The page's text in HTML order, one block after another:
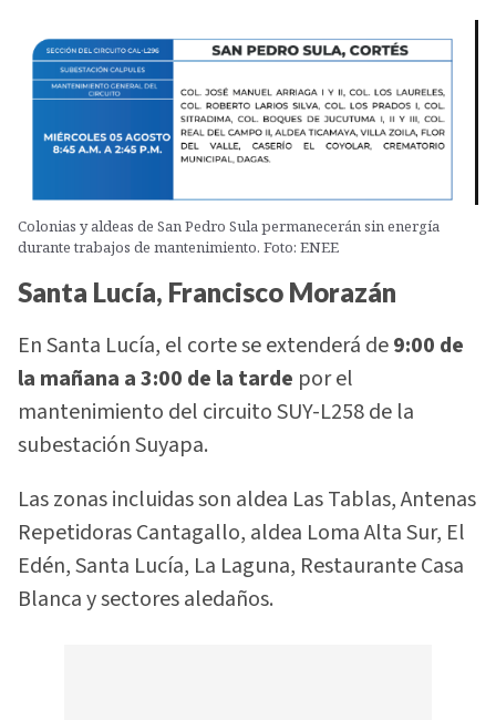
Colonias y aldeas de San Pedro Sula permanecerán sin energía
durante trabajos de mantenimiento. Foto: ENEE
Santa Lucía, Francisco Morazán
En Santa Lucía, el corte se extenderá de9:00 de
la mañana a 3:00 de la tarde por el
mantenimiento del circuito SUY-L258 de la
subestación Suyapa.
Las zonas incluidas son aldea Las Tablas, Antenas
Repetidoras Cantagallo, aldea Loma Alta Sur, El
Edén, Santa Lucía, La Laguna, Restaurante Casa
Blanca y sectores aledaños.